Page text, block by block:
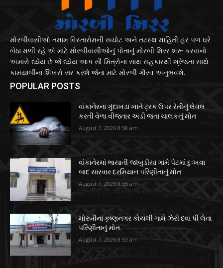
મોરબીવાસીઓ તમામ વિસ્તારોમની સચોટ અને તટસ્થ માહિતી હર પળ ઘરે
બેઠા મળી રહે એ માટે મોરબીવાસીઓનું પોતાનું મોરબી મિરર શરૂ કરવાનો
અમારો ધ્યેય છે જે ધ્યેય આપ સૌ મિત્રોના સાથ સહકારથી શ્રેષ્ઠતા સાથે
કામયાબીના શિખરો સર કરશે જેના માટે મોરબી ગૌરવ અનુભવશે.
POPULAR POSTS
વાંકાનેરના ગુંદાખડા ખાતે ટ્રક ઉપર રેતીનું લેવલ
કરતી વેળા વીજતાર અડી જતા ચાલકનું મોત
August 7, 2026 8:58 am
વાંકાનેરમાં ભાયાતી જાંબુડીયા ગામે પેટમાં દુઃખવા
બાદ સારવાર દરમિયાન પરિણીતાનું મોત
August 7, 2026 8:55 am
મોરબીના કૃષ્ણનગર કોયલી ગામે ઝેરી દવા પી લેતા
પરિણીતાનું મોત.
August 7, 2026 8:53 am